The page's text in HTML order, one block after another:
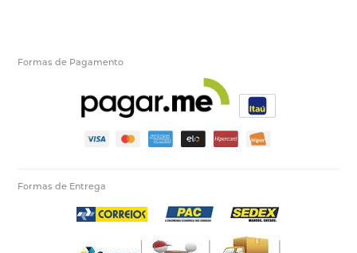
Formas de Pagamento
Formas de Entrega